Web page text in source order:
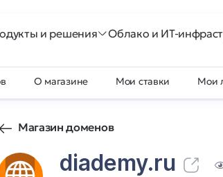
и решения Облако и ИТ-
О магазине Мои ставки Мои
Магазин доменов
diademy.ru